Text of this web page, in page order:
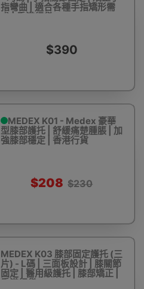
指彎曲 | 適合各種手指矯形需
求 | 香港行貨
$390
MEDEX K01 - Medex 豪華
型膝部護托 | 舒緩痛楚腫脹 | 加
強膝部穩定 | 香港行貨
$208 $230
MEDEX K03 膝部固定護托 (三
片) - L碼 | 三面板設計 | 膝關節
固定 | 醫用級護托 | 膝部矯正 |
香港行貨